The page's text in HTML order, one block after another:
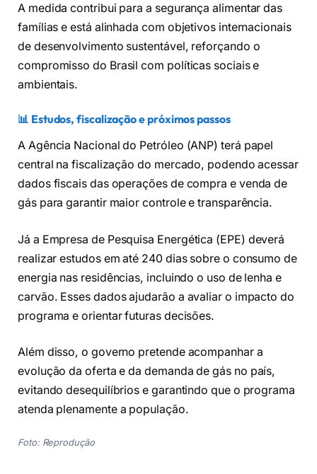
A medida contribui para a segurança alimentar das
famílias e está alinhada com objetivos internacionais
de desenvolvimento sustentável, reforçando o
compromisso do Brasil com políticas sociais e
ambientais.
📊 Estudos, fiscalização e próximos passos
A Agência Nacional do Petróleo (ANP) terá papel
central na fiscalização do mercado, podendo acessar
dados fiscais das operações de compra e venda de
gás para garantir maior controle e transparência.
Já a Empresa de Pesquisa Energética (EPE) deverá
realizar estudos em até 240 dias sobre o consumo de
energia nas residências, incluindo o uso de lenha e
carvão. Esses dados ajudarão a avaliar o impacto do
programa e orientar futuras decisões.
Além disso, o governo pretende acompanhar a
evolução da oferta e da demanda de gás no país,
evitando desequilíbrios e garantindo que o programa
atenda plenamente a população.
Foto: Reprodução